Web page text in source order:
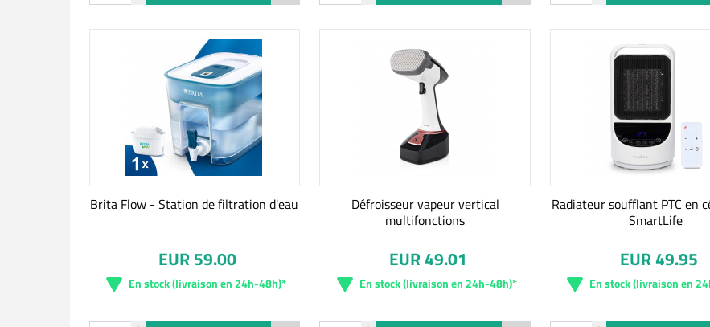
Brita Flow - Station de filtration d'eau
EUR 59.00
En stock (livraison en 24h-48h)*
Défroisseur vapeur vertical
multifonctions
EUR 49.01
En stock (livraison en 24h-48h)*
Radiateur soufflant PTC en
SmartLife
EUR 49.95
En stock (livraison en